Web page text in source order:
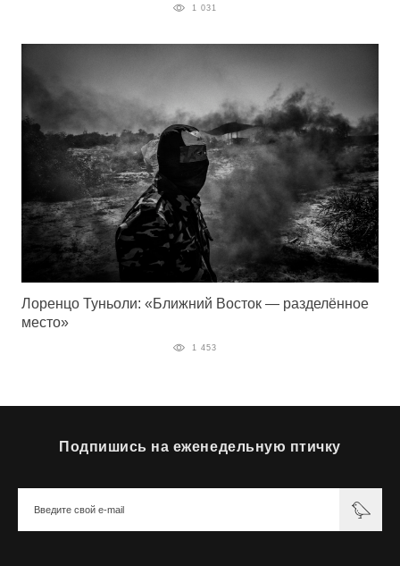
1 031
Лоренцо Туньоли: «Ближний Восток — разделённое
место»
1 453
Подпишись на еженедельную птичку